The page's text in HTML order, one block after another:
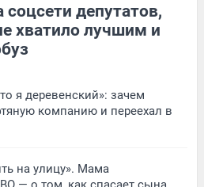
соцсети депутатов,
хватило лучшим и
я деревенский»: зачем
компанию и переехал в
на улицу». Мама